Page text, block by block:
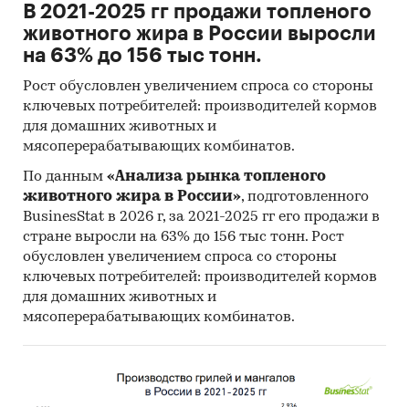
Показатель
Ед.
Значение
Необходимые инвестиции
тыс.
руб.
69 415
NPV
тыс.
IRR % ***
Срок окупаемости мес. 9
Дисконтированный срок
окупаемости
мес. 9
Выдержки из исследования
динамика, распространение и
популярность площадок
В 2021-2025 гг продажи топленого
животного жира в России выросли
на 63% до 156 тыс тонн.
Рост обусловлен увеличением спроса со стороны
ключевых потребителей: производителей кормов
для домашних животных и
мясоперерабатывающих комбинатов.
По данным «Анализа рынка топленого
животного жира в России», подготовленного
BusinesStat в 2026 г, за 2021-2025 гг его продажи в
стране выросли на 63% до 156 тыс тонн. Рост
обусловлен увеличением спроса со стороны
ключевых потребителей: производителей кормов
для домашних животных и
мясоперерабатывающих комбинатов.